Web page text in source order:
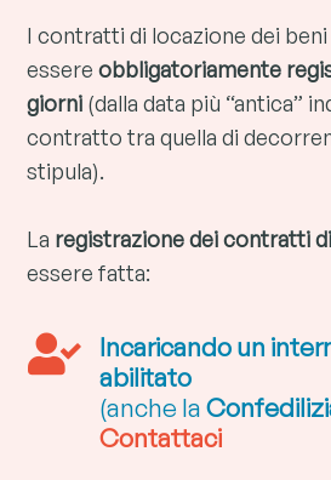
I contratti di locazione dei
essere obbligatoriamente
giorni (dalla data più “antica”
contratto tra quella di
stipula).
La registrazione dei contratti
essere fatta:

Incaricando un
abilitato
(anche la
Contattaci